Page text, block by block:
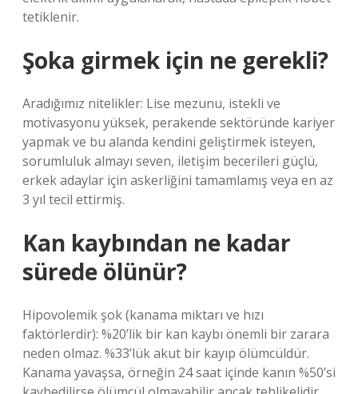
tetiklenir.
Şoka girmek için ne gerekli?
Aradığımız nitelikler: Lise mezunu, istekli ve
motivasyonu yüksek, perakende sektöründe kariyer
yapmak ve bu alanda kendini geliştirmek isteyen,
sorumluluk almayı seven, iletişim becerileri güçlü,
erkek adaylar için askerliğini tamamlamış veya en az
3 yıl tecil ettirmiş.
Kan kaybından ne kadar
sürede ölünür?
Hipovolemik şok (kanama miktarı ve hızı
faktörlerdir): %20’lik bir kan kaybı önemli bir zarara
neden olmaz. %33’lük akut bir kayıp ölümcüldür.
Kanama yavaşsa, örneğin 24 saat içinde kanın %50’si